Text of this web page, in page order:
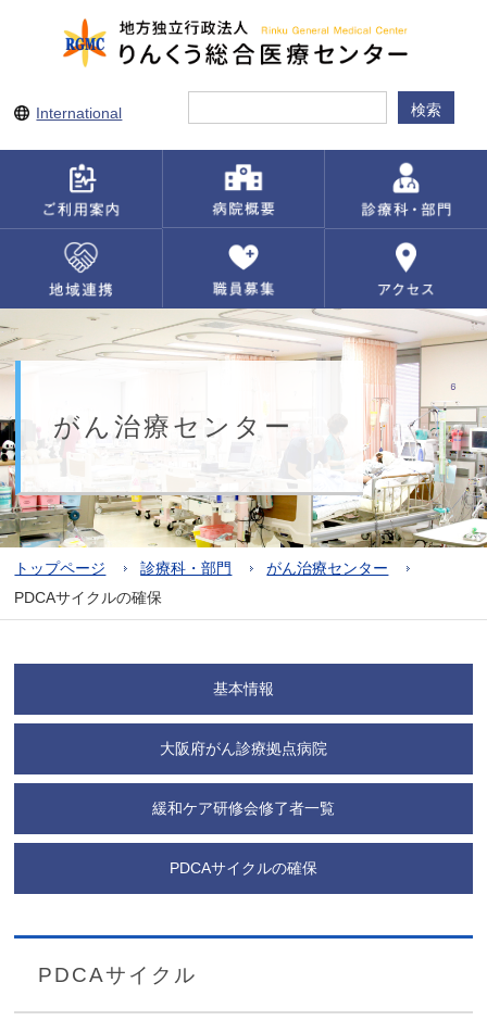
International
がん治療センター
トップページ 診療科・部門
がん治療センター
PDCAサイクルの確保
基本情報
大阪府がん診療拠点病院
緩和ケア研修会修了者一覧
PDCAサイクルの確保
PDCAサイクル